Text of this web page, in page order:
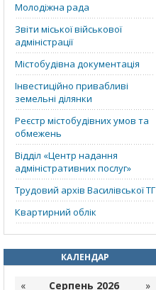
Молодіжна рада
Звіти міської військової
адміністрації
Містобудівна документація
Інвестиційно привабливі
земельні ділянки
Реєстр містобудівних умов та
обмежень
Відділ «‎Центр надання
адміністративних послуг»
Трудовий архів Василівської ТГ
Квартирний облік
КАЛЕНДАР
« Серпень 2026 »